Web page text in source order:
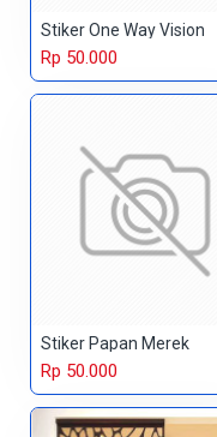
Stiker One Way Vision
Rp 50.000
Stiker Papan Merek
Rp 50.000